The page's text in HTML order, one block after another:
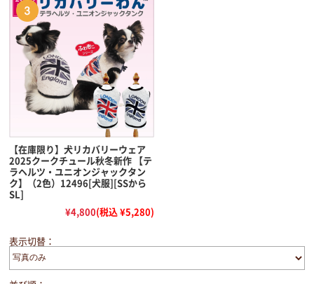
【在庫限り】犬リカバリーウェア
2025クークチュール秋冬新作 【テ
ラヘルツ・ユニオンジャックタン
ク】（2色）12496[犬服][SSから
SL]
¥4,800(税込 ¥5,280)
表示切替：